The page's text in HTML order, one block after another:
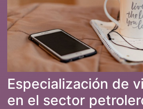
Especialización de
en el sector